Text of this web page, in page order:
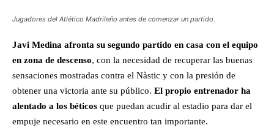
Jugadores del Atlético Madrileño antes de comenzar un partido.
Javi Medina afronta su segundo partido en casa con el equipo
en zona de descenso, con la necesidad de recuperar las buenas
sensaciones mostradas contra el Nàstic y con la presión de
obtener una victoria ante su público. El propio entrenador ha
alentado a los béticos que puedan acudir al estadio para dar el
empuje necesario en este encuentro tan importante.